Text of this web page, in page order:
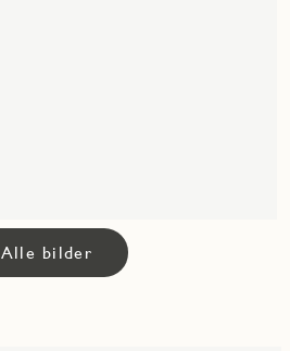
Alle bilder